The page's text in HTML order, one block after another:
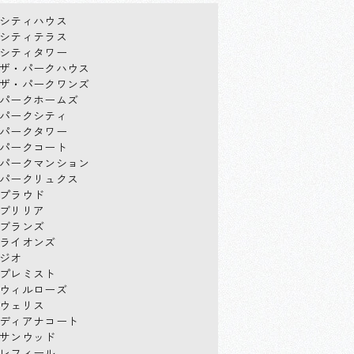
シティハウス
シティテラス
シティタワー
ザ・パークハウス
ザ・パークワンズ
パークホームズ
パークシティ
パークタワー
パークコート
パークマンション
パークリュクス
プラウド
ブリリア
ブランズ
ライオンズ
ジオ
プレミスト
ウィルローズ
ウェリス
ディアナコート
サンウッド